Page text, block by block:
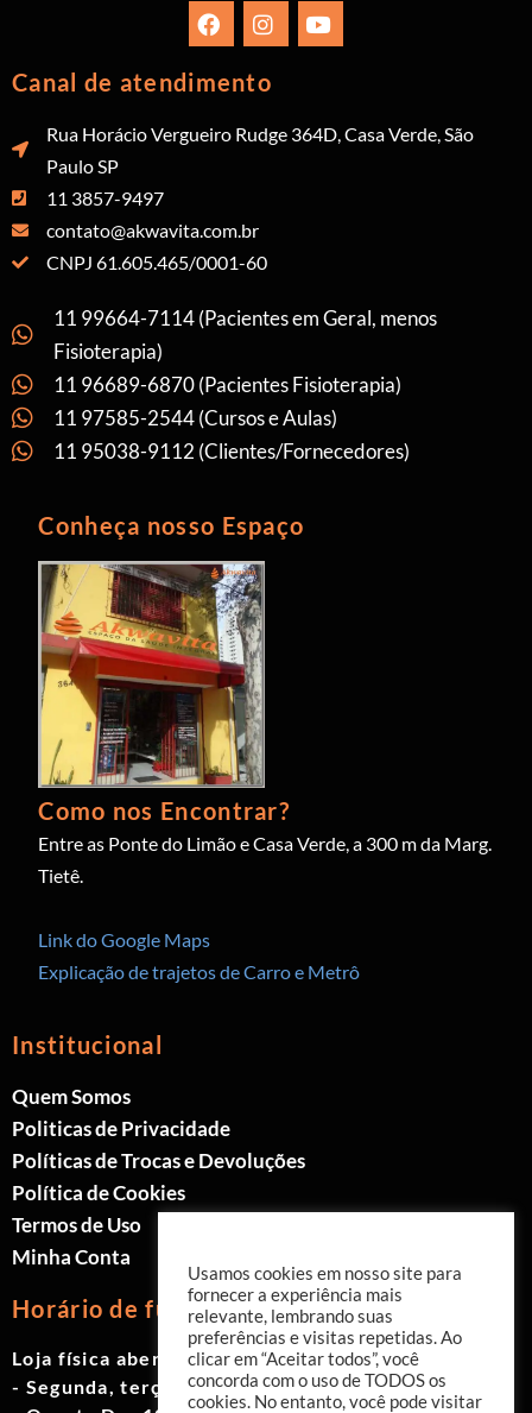
Canal de atendimento
Rua Horácio Vergueiro Rudge 364D, Casa Verde, São
Paulo SP
11 3857-9497
contato@akwavita.com.br
CNPJ 61.605.465/0001-60
11 99664-7114 (Pacientes em Geral, menos
Fisioterapia)
11 96689-6870 (Pacientes Fisioterapia)
11 97585-2544 (Cursos e Aulas)
11 95038-9112 (Clientes/Fornecedores)
Conheça nosso Espaço
Como nos Encontrar?
Entre as Ponte do Limão e Casa Verde, a 300 m da Marg.
Tietê.
Link do Google Maps
Explicação de trajetos de Carro e Metrô
Institucional
Quem Somos
Politicas de Privacidade
Políticas de Trocas e Devoluções
Política de Cookies
Termos de Uso
Minha Conta
Horário de funcionamento
Loja física aberta de Segunda à Sábado.
- Segunda, terça e quinta das 9h às 19h
Usamos cookies em nosso site para
fornecer a experiência mais
relevante, lembrando suas
preferências e visitas repetidas. Ao
clicar em “Aceitar todos”, você
concorda com o uso de TODOS os
cookies. No entanto, você pode visitar